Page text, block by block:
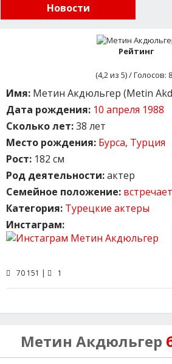
Новости
Рейтинг
(4,2из 5) / Голосов:
Имя: Метин Акдюльгер (Metin
Дата рождения: 10 апреля 1988
Сколько лет:38 лет
Место рождения: Бурса, Турция
Рост: 182 см
Род деятельности:актер
Семейное положение:
Категория: Турецкие актеры
Инстаграм:
70 151 | 1
Метин Акдюльгер